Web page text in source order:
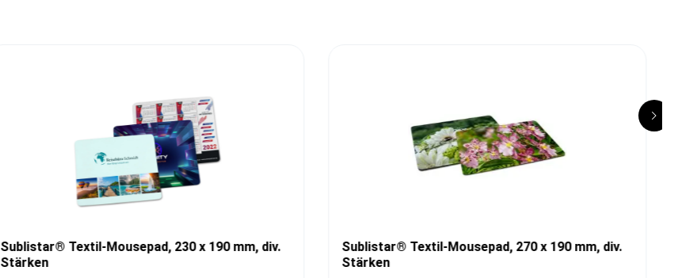
Sublistar® Textil-Mousepad, 230 x 190 mm, div.
Stärken
Sublistar® Textil-Mousepad, 270 x 190 mm, div.
Stärken